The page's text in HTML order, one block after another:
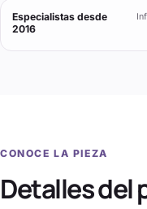
Especialistas desde
2016
CONOCE LA PIEZA
Detalles del